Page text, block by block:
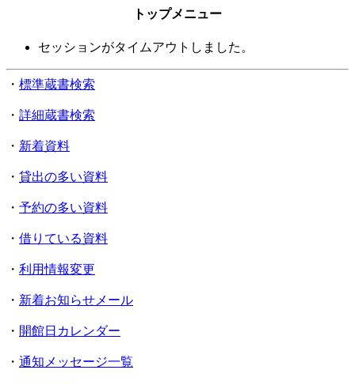
トップメニュー
セッションがタイムアウトしました。
・ 標準蔵書検索
・ 詳細蔵書検索
・ 新着資料
・ 貸出の多い資料
・ 予約の多い資料
・ 借りている資料
・ 利用情報変更
・ 新着お知らせメール
・ 開館日カレンダー
・ 通知メッセージ一覧